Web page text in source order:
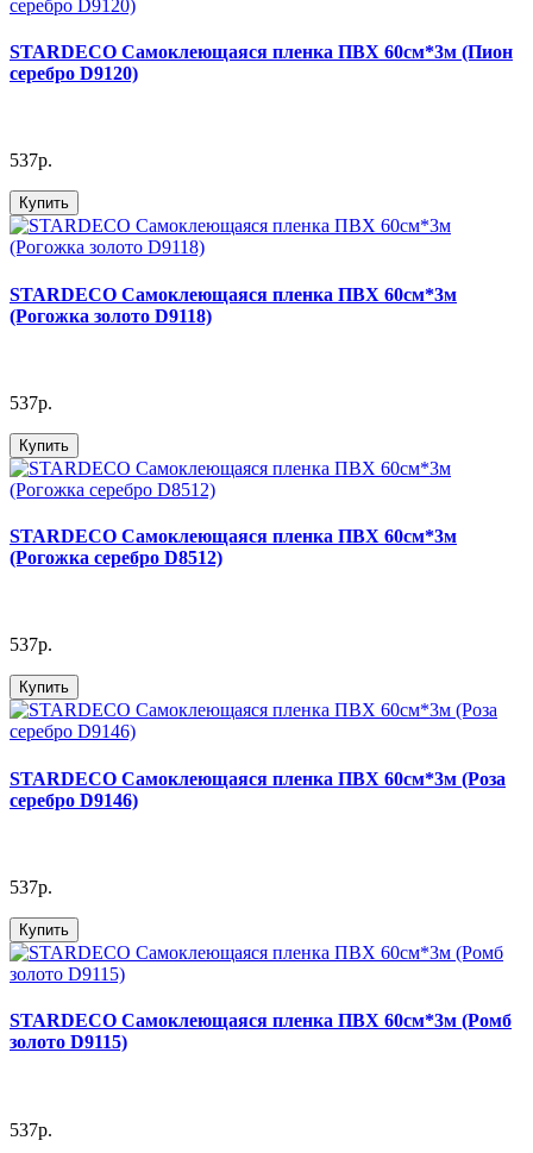
STARDECO Cамоклеющаяся пленка ПВХ 60см*3м (Пион
серебро D9120)
537р.
Купить
STARDECO Cамоклеющаяся пленка ПВХ 60см*3м
(Рогожка золото D9118)
537р.
Купить
STARDECO Cамоклеющаяся пленка ПВХ 60см*3м
(Рогожка серебро D8512)
537р.
Купить
STARDECO Cамоклеющаяся пленка ПВХ 60см*3м (Роза
серебро D9146)
537р.
Купить
STARDECO Cамоклеющаяся пленка ПВХ 60см*3м (Ромб
золото D9115)
537р.